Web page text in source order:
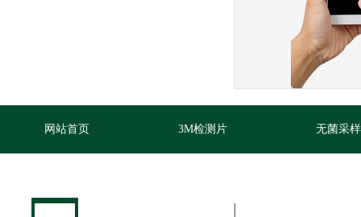
网站首页 3M检测片 无菌采